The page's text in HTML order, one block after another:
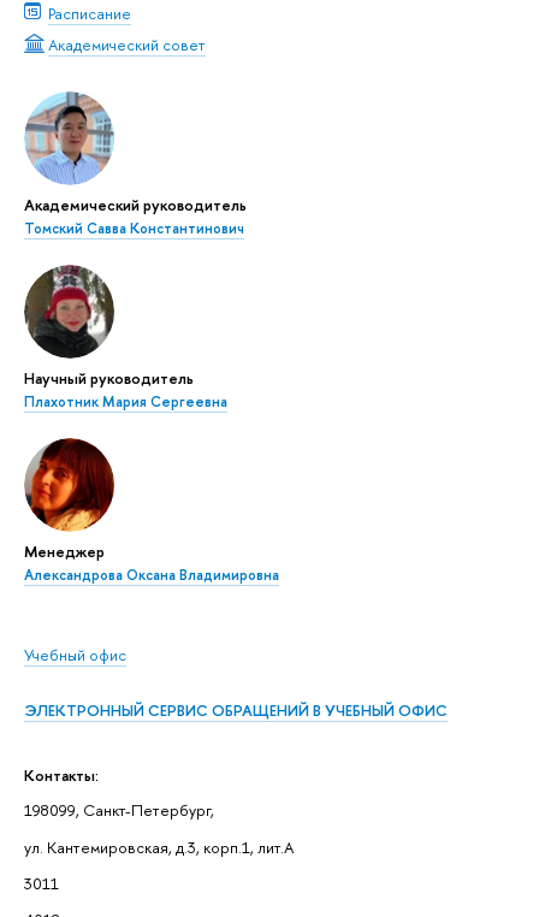
Расписание
Академический совет
Академический руководитель
Томский Савва Константинович
Научный руководитель
Плахотник Мария Сергеевна
Менеджер
Александрова Оксана Владимировна
Учебный офис
ЭЛЕКТРОННЫЙ СЕРВИС ОБРАЩЕНИЙ В УЧЕБНЫЙ ОФИС
Контакты:
198099, Санкт-Петербург,
ул. Кантемировская, д.3, корп.1, лит.А
3011